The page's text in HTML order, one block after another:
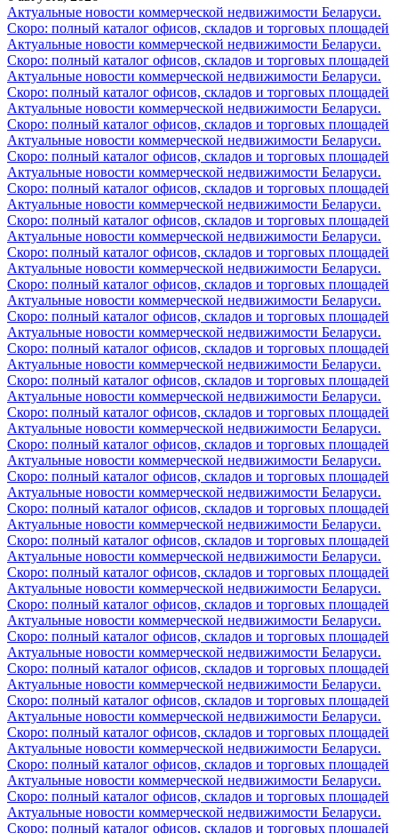
Актуальные новости коммерческой недвижимости Беларуси.
Скоро: полный каталог офисов, складов и торговых площадей
Актуальные новости коммерческой недвижимости Беларуси.
Скоро: полный каталог офисов, складов и торговых площадей
Актуальные новости коммерческой недвижимости Беларуси.
Скоро: полный каталог офисов, складов и торговых площадей
Актуальные новости коммерческой недвижимости Беларуси.
Скоро: полный каталог офисов, складов и торговых площадей
Актуальные новости коммерческой недвижимости Беларуси.
Скоро: полный каталог офисов, складов и торговых площадей
Актуальные новости коммерческой недвижимости Беларуси.
Скоро: полный каталог офисов, складов и торговых площадей
Актуальные новости коммерческой недвижимости Беларуси.
Скоро: полный каталог офисов, складов и торговых площадей
Актуальные новости коммерческой недвижимости Беларуси.
Скоро: полный каталог офисов, складов и торговых площадей
Актуальные новости коммерческой недвижимости Беларуси.
Скоро: полный каталог офисов, складов и торговых площадей
Актуальные новости коммерческой недвижимости Беларуси.
Скоро: полный каталог офисов, складов и торговых площадей
Актуальные новости коммерческой недвижимости Беларуси.
Скоро: полный каталог офисов, складов и торговых площадей
Актуальные новости коммерческой недвижимости Беларуси.
Скоро: полный каталог офисов, складов и торговых площадей
Актуальные новости коммерческой недвижимости Беларуси.
Скоро: полный каталог офисов, складов и торговых площадей
Актуальные новости коммерческой недвижимости Беларуси.
Скоро: полный каталог офисов, складов и торговых площадей
Актуальные новости коммерческой недвижимости Беларуси.
Скоро: полный каталог офисов, складов и торговых площадей
Актуальные новости коммерческой недвижимости Беларуси.
Скоро: полный каталог офисов, складов и торговых площадей
Актуальные новости коммерческой недвижимости Беларуси.
Скоро: полный каталог офисов, складов и торговых площадей
Актуальные новости коммерческой недвижимости Беларуси.
Скоро: полный каталог офисов, складов и торговых площадей
Актуальные новости коммерческой недвижимости Беларуси.
Скоро: полный каталог офисов, складов и торговых площадей
Актуальные новости коммерческой недвижимости Беларуси.
Скоро: полный каталог офисов, складов и торговых площадей
Актуальные новости коммерческой недвижимости Беларуси.
Скоро: полный каталог офисов, складов и торговых площадей
Актуальные новости коммерческой недвижимости Беларуси.
Скоро: полный каталог офисов, складов и торговых площадей
Актуальные новости коммерческой недвижимости Беларуси.
Скоро: полный каталог офисов, складов и торговых площадей
Актуальные новости коммерческой недвижимости Беларуси.
Скоро: полный каталог офисов, складов и торговых площадей
Актуальные новости коммерческой недвижимости Беларуси.
Скоро: полный каталог офисов, складов и торговых площадей
Актуальные новости коммерческой недвижимости Беларуси.
Скоро: полный каталог офисов, складов и торговых площадей